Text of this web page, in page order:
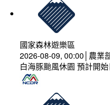
國家森林遊樂區
2026-08-09, 00:00│農業
白海豚颱風休園 預計開